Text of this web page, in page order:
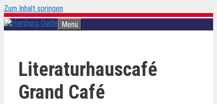
Zum Inhalt springen
Menü
Literaturhauscafé
Grand Café